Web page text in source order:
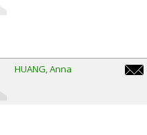
HUANG Anna